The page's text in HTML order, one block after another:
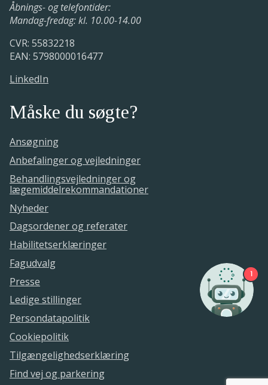
Åbnings- og telefontider:
Mandag-fredag: kl. 10.00-14.00
CVR: 55832218
EAN: 5798000016477
LinkedIn
Måske du søgte?
Ansøgning
Anbefalinger og vejledninger
Behandlingsvejledninger og
lægemiddelrekommandationer
Nyheder
Dagsordener og referater
Habilitetserklæringer
Fagudvalg
Presse
Ledige stillinger
Persondatapolitik
Cookiepolitik
Tilgængelighedserklæring
Find vej og parkering
1